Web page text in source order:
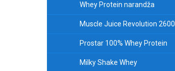
Whey Protein narandža
Muscle Juice Revolution 2600
Prostar 100% Whey Protein
Milky Shake Whey